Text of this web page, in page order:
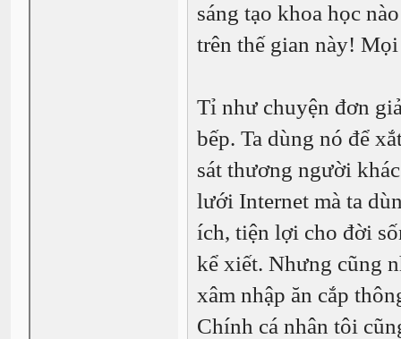
sáng tạo khoa học
trên thế gian này!
Tỉ như chuyện đơn
bếp. Ta dùng nó để
sát thương người
lưới Internet mà ta
ích, tiện lợi cho đời
kể xiết. Nhưng cũng
xâm nhập ăn cắp
Chính cá nhân tôi